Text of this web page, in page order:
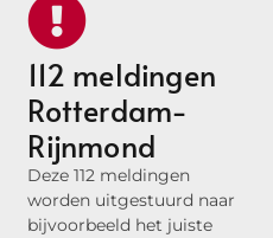
112 meldingen
Rotterdam-
Rijnmond
Deze 112 meldingen
worden uitgestuurd naar
bijvoorbeeld het juiste